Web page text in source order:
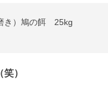
）鳩の餌 25kg
）